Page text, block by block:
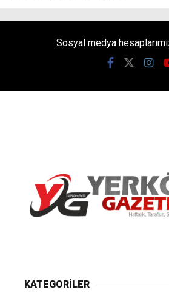
Sosyal medya
KATEGORİLER